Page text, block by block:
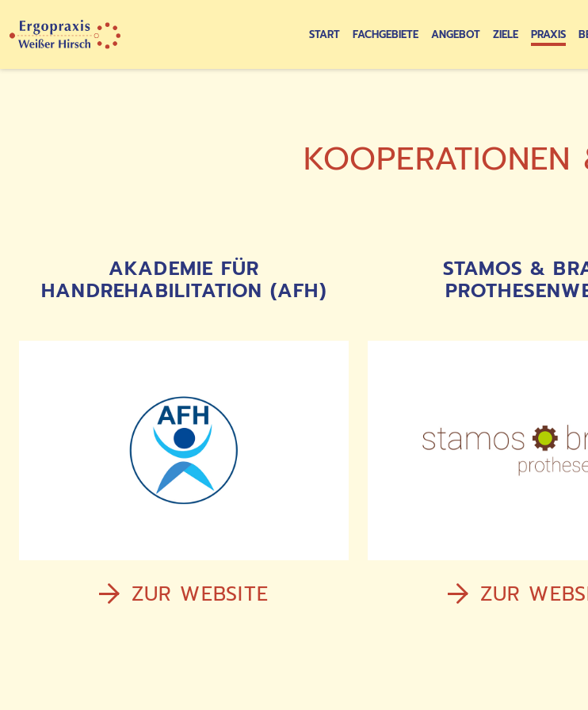
START FACHGEBIETE ANGEBOT ZIELE PRAXIS
KOOPERATIONEN
AKADEMIE FÜR
HANDREHABILITATION (AFH)
ZUR WEBSITE
STAMOS &
ZUR